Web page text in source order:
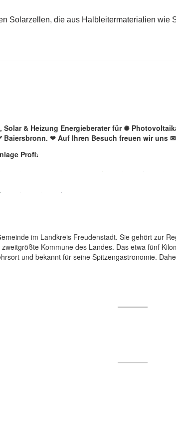
Solar & Heizung Energieberater für ✺
Baiersbronn. ❤ Auf Ihren Besuch freuen wir uns
Profi.
im Landkreis Freudenstadt. Sie gehört zur
zweitgrößte Kommune des Landes. Das etwa fünf
und bekannt für seine Spitzengastronomie.